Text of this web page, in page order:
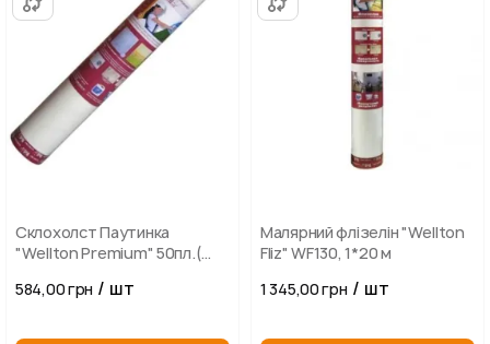
Склохолст Паутинка
"Wellton Premium" 50пл.(
584,00 грн / шт
Малярний флізелін "Wellton
Fliz" WF130, 1*20 м
1 345,00 грн / шт